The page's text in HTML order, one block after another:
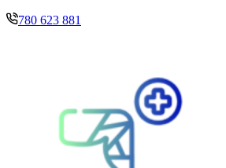
780 623 881